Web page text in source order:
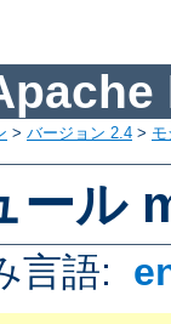
> バージョン 2.4 >
ール
言語: